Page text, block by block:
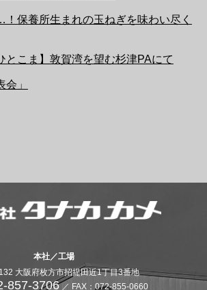
！保養所生まれの玉ねぎを味わい尽く
とこま】敦賀湾を望む杉津PAにて
会」
本社／工場
大阪府枚方市招提田近1丁目3番地
857-3706／ FAX：072-855-0660